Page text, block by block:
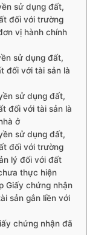
sử dụng đất,
đối với trường
vị hành chính
sử dụng đất,
đối với tài sản là
sử dụng đất,
đối với tài sản là
ở
sử dụng đất,
đối với trường
lý đối với đất
thực hiện
Giấy chứng nhận
sản gắn liền với
chứng nhận đã